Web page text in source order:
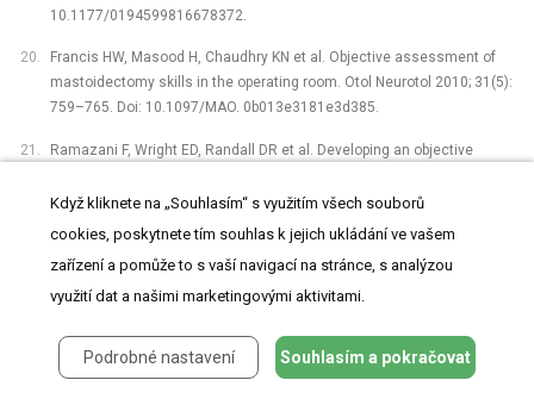
10.1177/0194599816678372.
Francis HW, Masood H, Chaudhry KN et al. Objective assessment of
mastoidectomy skills in the operating room. Otol Neurotol 2010; 31(5):
759–765. Doi: 10.1097/MAO. 0b013e3181e3d385.
Ramazani F, Wright ED, Randall DR et al. Developing an objective
microlaryngoscopy. Laryngoscope 2023; 133(10): 2719–2724. Doi:
10.1002/lary.30610.
Alcalá Rueda I, Villacampa Aubá JM, Encinas Vicente A et al. A live
porcine model for surgical training in tracheostomy, neck dissection,
3090. Doi: 10.1007/s00405-021-06613-y.
Payen C, Carsuzaa F, Gallet P et al. Porcine model for tracheostomy
Když kliknete na „Souhlasím“ s využitím všech souborů
cookies, poskytnete tím souhlas k jejich ukládání ve vašem
zařízení a pomůže to s vaší navigací na stránce, s analýzou
využití dat a našimi marketingovými aktivitami.
Podrobné nastavení Souhlasím a pokračovat